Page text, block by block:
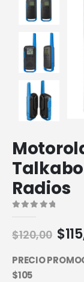
Radios
$120,00 $
PRECIO
$105